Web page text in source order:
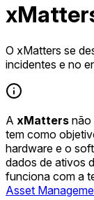
O xMatters se
incidentes e no
A xMatters não
tem como
hardware e o
dados de ativos
funciona com a
Asset